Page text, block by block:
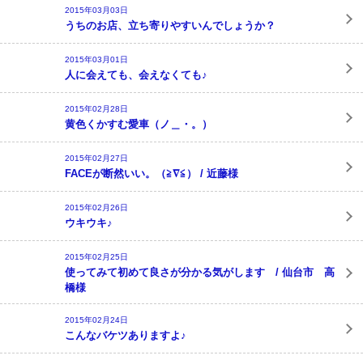
2015年03月03日
うちのお店、立ち寄りやすいんでしょうか？
2015年03月01日
人に会えても、会えなくても♪
2015年02月28日
黄色くかすむ愛車（ノ＿・。）
2015年02月27日
FACEが断然いい。（≧∇≦） / 近藤様
2015年02月26日
ウキウキ♪
2015年02月25日
使ってみて初めて良さが分かる気がします / 仙台市 高
橋様
2015年02月24日
こんなバケツありますよ♪